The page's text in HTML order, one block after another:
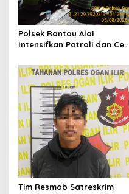
Polsek Rantau Alai
Intensifkan Patroli dan Cek
Sinergi Jaga Kamtibmas
Tim Resmob Satreskrim